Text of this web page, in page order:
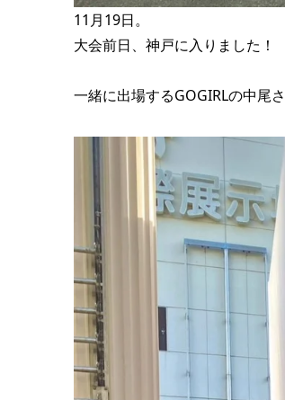
11月19日。
大会前日、神戸に入りました！
一緒に出場するGOGIRLの中尾